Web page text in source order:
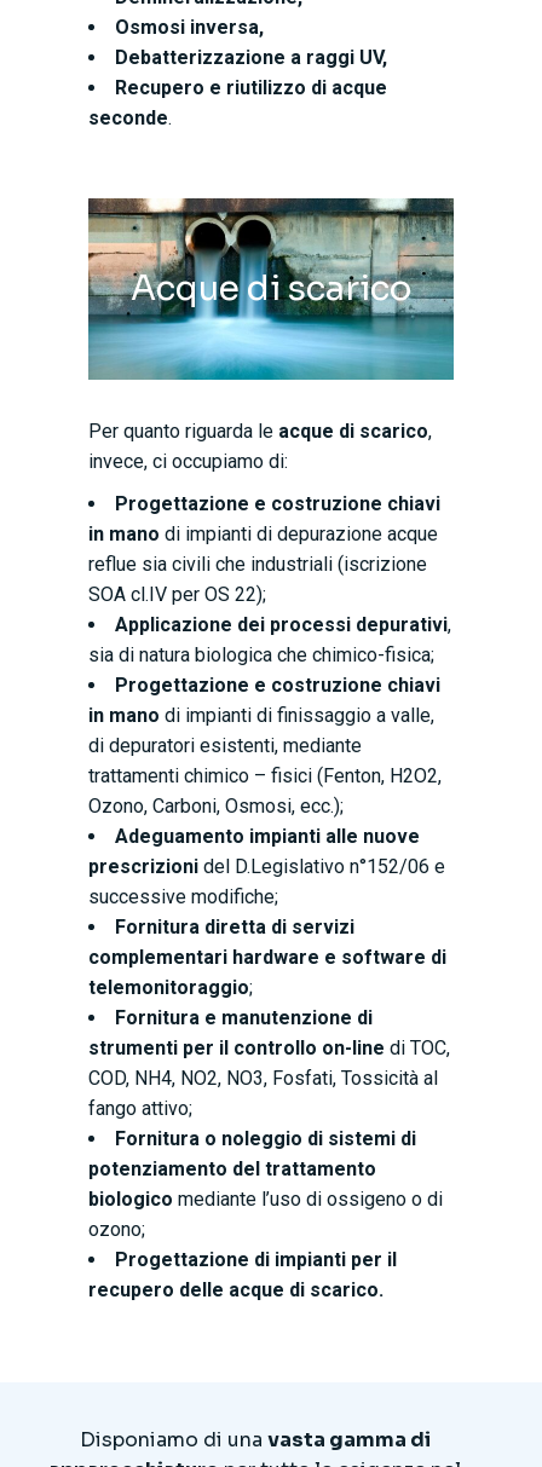
Osmosi inversa,
Debatterizzazione a raggi UV,
Recupero e riutilizzo di acque
seconde.
Acque di scarico
Per quanto riguarda le acque di scarico,
invece, ci occupiamo di:
Progettazione e costruzione chiavi
in manodi impianti di depurazione acque
reflue sia civili che industriali (iscrizione
SOA cl.IV per OS 22);
Applicazione dei processi depurativi,
sia di natura biologica che chimico-fisica;
Progettazione e costruzione chiavi
in mano di impianti di finissaggio a valle,
di depuratori esistenti, mediante
trattamenti chimico – fisici (Fenton, H2O2,
Ozono, Carboni, Osmosi, ecc.);
Adeguamento impianti alle nuove
prescrizioni del D.Legislativo n°152/06 e
successive modifiche;
Fornitura diretta di servizi
complementari hardware e software di
telemonitoraggio;
Fornitura e manutenzione di
strumenti per il controllo on-line di TOC,
COD, NH4, NO2, NO3, Fosfati, Tossicità al
fango attivo;
Fornitura o noleggio di sistemi di
potenziamento del trattamento
biologico mediante l’uso di ossigeno o di
ozono;
Progettazione di impianti per il
recupero delle acque di scarico.
Disponiamo di una vasta gamma di